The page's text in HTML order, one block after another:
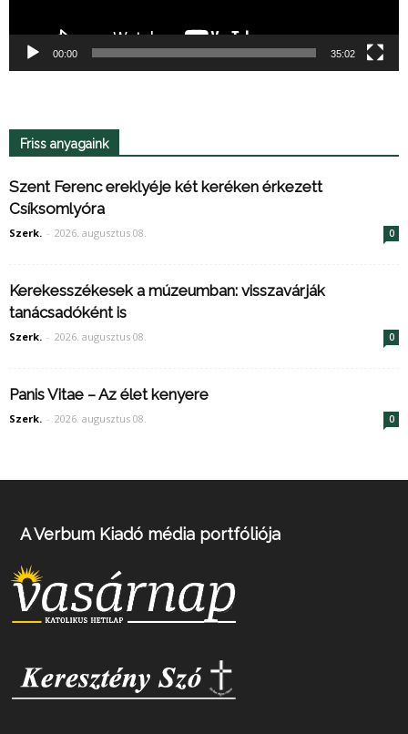
00:00 35:02
Friss anyagaink
Szent Ferenc ereklyéje két keréken érkezett
Csíksomlyóra
Szerk. - 2026. augusztus 08. 0
Kerekesszékesek a múzeumban: visszavárják
tanácsadóként is
Szerk. - 2026. augusztus 08. 0
Panis Vitae – Az élet kenyere
Szerk. - 2026. augusztus 08. 0
A Verbum Kiadó média portfóliója